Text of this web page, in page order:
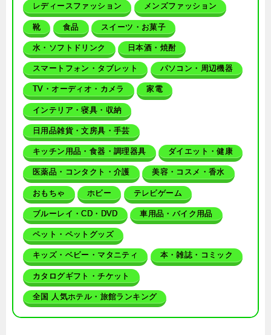
レディースファッション メンズファッション
靴 食品 スイーツ・お菓子
水・ソフトドリンク 日本酒・焼酎
スマートフォン・タブレット パソコン・周辺機器
TV・オーディオ・カメラ 家電
インテリア・寝具・収納
日用品雑貨・文房具・手芸
キッチン用品・食器・調理器具 ダイエット・健康
医薬品・コンタクト・介護 美容・コスメ・香水
おもちゃ ホビー テレビゲーム
ブルーレイ・CD・DVD 車用品・バイク用品
ペット・ペットグッズ
キッズ・ベビー・マタニティ 本・雑誌・コミック
カタログギフト・チケット
全国 人気ホテル・旅館ランキング